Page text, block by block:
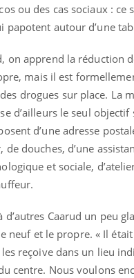
ou des cas sociaux : ce
papotent autour d’une
on apprend la réduction
mais il est
drogues sur place. La
d’ailleurs le seul objectif
d’une adresse
de douches, d’une
et sociale,
Caarud un peu
neuf et le propre. « Il
reçoive dans un lieu
centre. Nous voulons